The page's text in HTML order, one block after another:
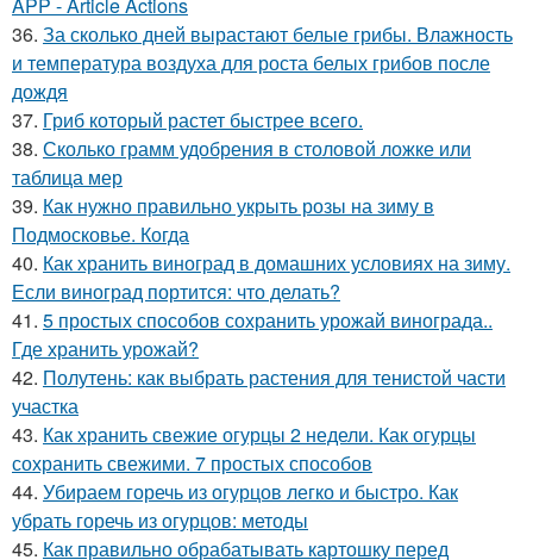
36. За сколько дней вырастают белые грибы. Влажность
и температура воздуха для роста белых грибов после
дождя
37. Гриб который растет быстрее всего.
38. Сколько грамм удобрения в столовой ложке или
таблица мер
39. Как нужно правильно укрыть розы на зиму в
Подмосковье. Когда
40. Как хранить виноград в домашних условиях на зиму.
Если виноград портится: что делать?
41. 5 простых способов сохранить урожай винограда..
Где хранить урожай?
42. Полутень: как выбрать растения для тенистой части
участка
43. Как хранить свежие огурцы 2 недели. Как огурцы
сохранить свежими. 7 простых способов
44. Убираем горечь из огурцов легко и быстро. Как
убрать горечь из огурцов: методы
45. Как правильно обрабатывать картошку перед